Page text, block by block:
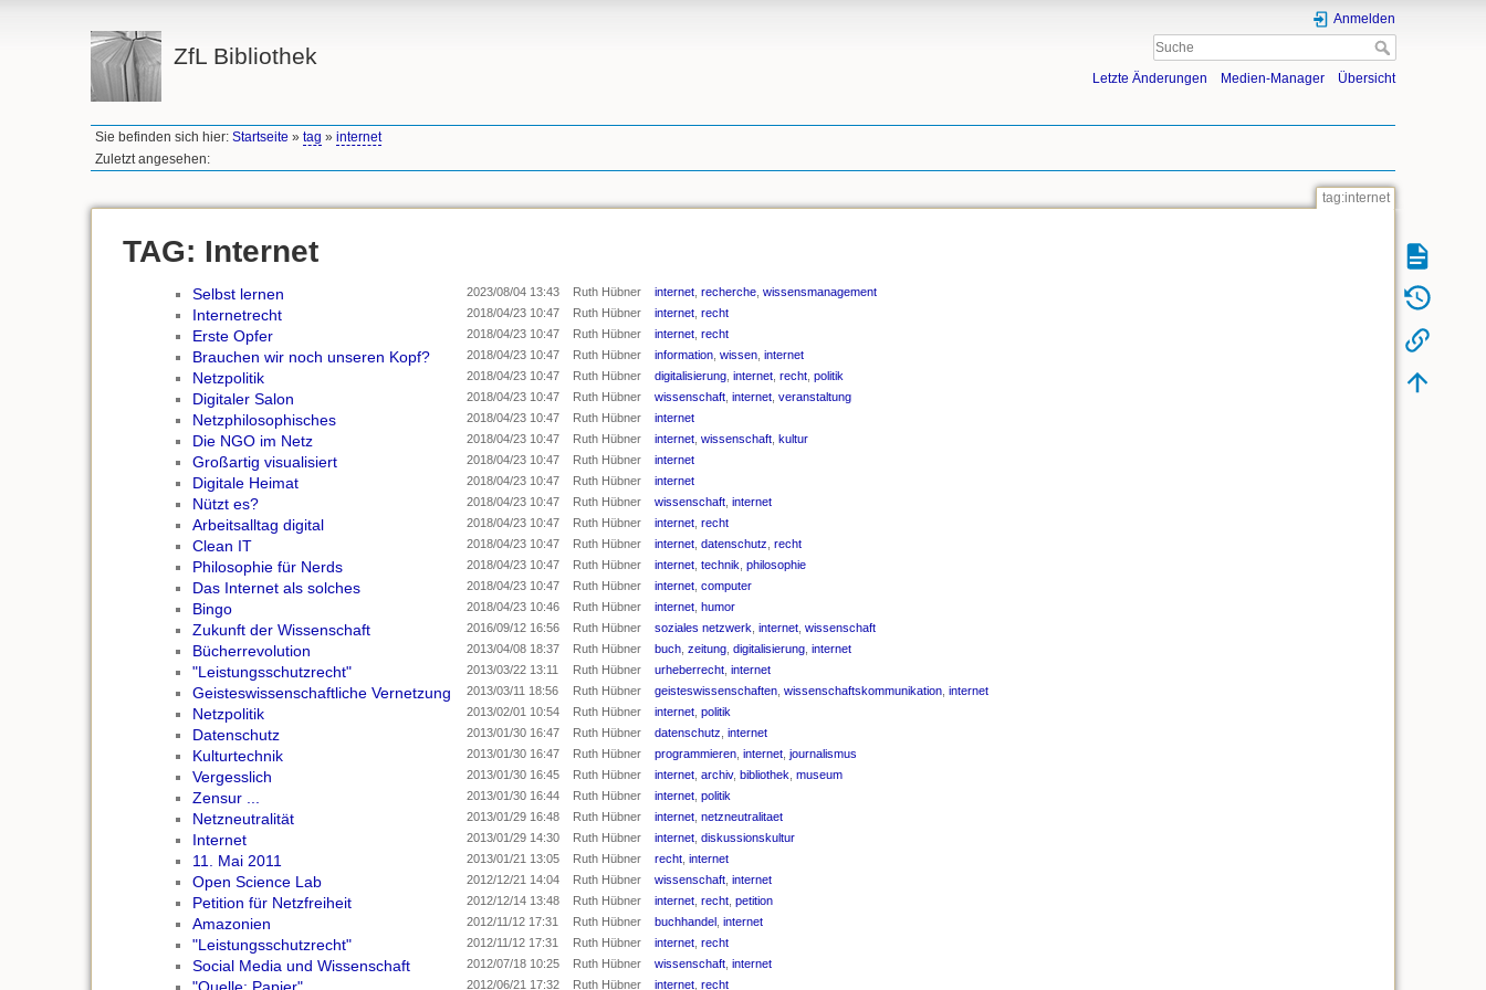
ZfL Bibliothek
Anmelden
Letzte Änderungen Medien-Manager Übersicht
Sie befinden sich hier:Startseite »tag »internet
Zuletzt angesehen:
tag:internet
TAG: Internet
Selbst lernen 2023/08/04 13:43 Ruth Hübner internet recherche wissensmanagement
Internetrecht 2018/04/23 10:47 Ruth Hübner internet recht
Erste Opfer 2018/04/23 10:47 Ruth Hübner internet recht
Brauchen wir noch unseren Kopf? 2018/04/23 10:47 Ruth Hübner information wissen internet
Netzpolitik 2018/04/23 10:47 Ruth Hübner digitalisierung internet recht politik
Digitaler Salon 2018/04/23 10:47 Ruth Hübner wissenschaft internet veranstaltung
Netzphilosophisches 2018/04/23 10:47 Ruth Hübner internet
Die NGO im Netz 2018/04/23 10:47 Ruth Hübner internet wissenschaft kultur
Großartig visualisiert 2018/04/23 10:47 Ruth Hübner internet
Digitale Heimat 2018/04/23 10:47 Ruth Hübner internet
Nützt es? 2018/04/23 10:47 Ruth Hübner wissenschaft internet
Arbeitsalltag digital 2018/04/23 10:47 Ruth Hübner internet recht
Clean IT 2018/04/23 10:47 Ruth Hübner internet datenschutz recht
Philosophie für Nerds 2018/04/23 10:47 Ruth Hübner internet technik philosophie
Das Internet als solches 2018/04/23 10:47 Ruth Hübner internet computer
Bingo 2018/04/23 10:46 Ruth Hübner internet humor
Zukunft der Wissenschaft 2016/09/12 16:56 Ruth Hübner soziales netzwerk internet wissenschaft
Bücherrevolution 2013/04/08 18:37 Ruth Hübner buch zeitung digitalisierung internet
"Leistungsschutzrecht" 2013/03/22 13:11 Ruth Hübner urheberrecht internet
Geisteswissenschaftliche Vernetzung 2013/03/11 18:56 Ruth Hübner geisteswissenschaften wissenschaftskommunikation internet
Netzpolitik 2013/02/01 10:54 Ruth Hübner internet politik
Datenschutz 2013/01/30 16:47 Ruth Hübner datenschutz internet
Kulturtechnik 2013/01/30 16:47 Ruth Hübner programmieren internet journalismus
Vergesslich 2013/01/30 16:45 Ruth Hübner internet archiv, bibliothek museum
Zensur ... 2013/01/30 16:44 Ruth Hübner internet politik
Netzneutralität 2013/01/29 16:48 Ruth Hübner internet netzneutralitaet
Internet 2013/01/29 14:30 Ruth Hübner internet diskussionskultur
11. Mai 2011 2013/01/21 13:05 Ruth Hübner recht internet
Open Science Lab 2012/12/21 14:04 Ruth Hübner wissenschaft internet
Petition für Netzfreiheit 2012/12/14 13:48 Ruth Hübner internet recht petition
Amazonien 2012/11/12 17:31 Ruth Hübner buchhandel internet
"Leistungsschutzrecht" 2012/11/12 17:31 Ruth Hübner internet recht
Social Media und Wissenschaft 2012/07/18 10:25 Ruth Hübner wissenschaft internet
"Quelle: Papier" 2012/06/21 17:32 Ruth Hübner internet recht